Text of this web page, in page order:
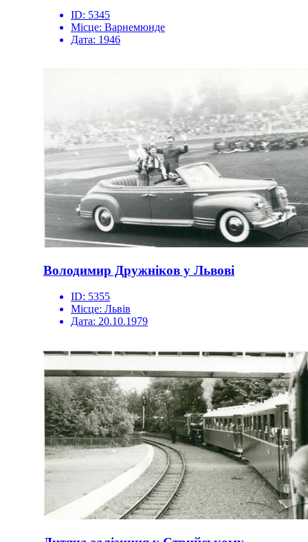
ID: 5345
Місце: Варнемюнде
Дата: 1946
Володимир Дружніков у Львові
ID: 5355
Місце: Львів
Дата: 20.10.1979